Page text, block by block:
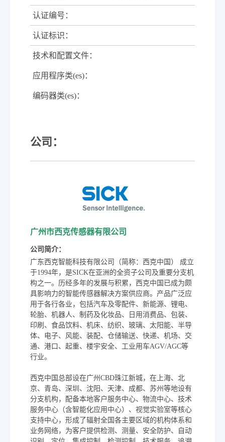
认证编号：
认证标识：
技术和配置文件：
应用程序类(es)：
编码器类(es)：
公司：
广州市西克传感器有限公司
公司简介：
广东西克智能科技有限公司（简称：西克中国） 成立
于1994年，是SICK在亚洲的全资子公司及重要分支机
构之一。历经多年的发展与积累，西克中国已成为颇
具影响力的智能传感器解决方案供应商。产品广泛应
用于各行各业，包括汽车及零配件、新能源、锂电、
轮胎、机器人、制药及化妆品、日用消费品、包装、
印刷、食品饮料、机床、纺织、玻璃、太阳能、半导
体、电子、风能、装配、仓储输送、快递、机场、交
通、港口、起重、楼宇安全、工业用车AGV/AGC等
行业。
西克中国总部设在广州CBD珠江新城，在上海、北
京、青岛、深圳、沈阳、天津、成都、苏州等地设有
分支机构，配备本地客户服务中心、物流中心、技术
服务中心（含智能化应用中心）、视觉实验室等核心
支持中心，形成了辐射全国各主要区域的机构体系和
业务网络，为客户提供检测、测量、安全防护、自动